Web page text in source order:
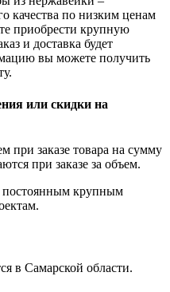
качества по низким ценам
приобрести крупную
и доставка будет
вы можете получить
или скидки на
при заказе товара на сумму
при заказе за объем.
постоянным крупным
в Самарской области.